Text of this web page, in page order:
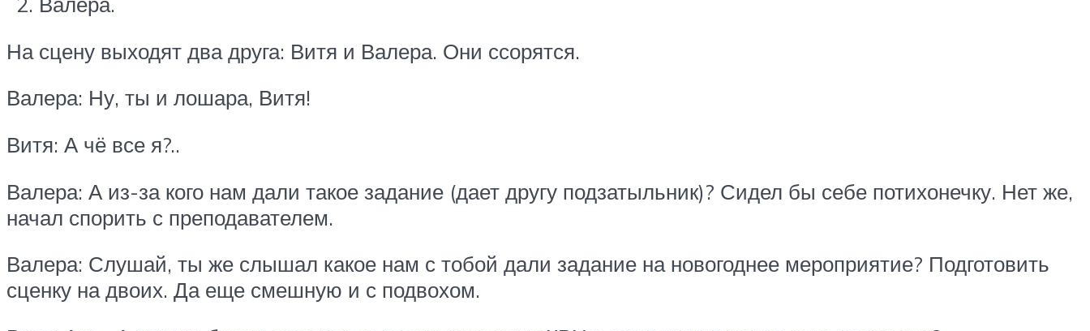
На сцену выходят два друга: Витя и Валера. Они ссорятся.
Валера: Ну, ты и лошара, Витя!
Витя: А чё все я?..
Валера: А из-за кого нам дали такое задание (дает другу подзатыльник)? Сидел бы себе потихонечку. Нет же,
начал спорить с преподавателем.
Валера: Слушай, ты же слышал какое нам с тобой дали задание на новогоднее мероприятие? Подготовить
сценку на двоих. Да еще смешную и с подвохом.